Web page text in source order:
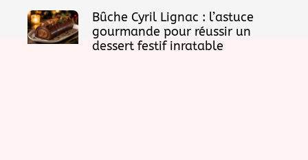
Bûche Cyril Lignac : l’astuce
gourmande pour réussir un
dessert festif inratable